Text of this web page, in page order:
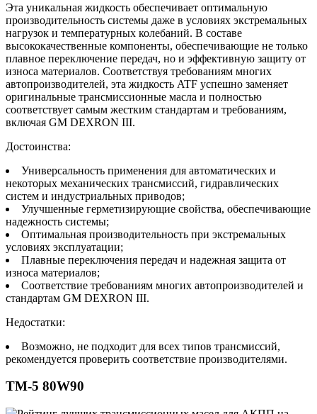
Эта уникальная жидкость обеспечивает оптимальную
производительность системы даже в условиях экстремальных
нагрузок и температурных колебаний. В составе
высококачественные компоненты, обеспечивающие не только
плавное переключение передач, но и эффективную защиту от
износа материалов. Соответствуя требованиям многих
автопроизводителей, эта жидкость ATF успешно заменяет
оригинальные трансмиссионные масла и полностью
соответствует самым жестким стандартам и требованиям,
включая GM DEXRON III.
Достоинства:
Универсальность применения для автоматических и
некоторых механических трансмиссий, гидравлических
систем и индустриальных приводов;
Улучшенные герметизирующие свойства, обеспечивающие
надежность системы;
Оптимальная производительность при экстремальных
условиях эксплуатации;
Плавные переключения передач и надежная защита от
износа материалов;
Соответствие требованиям многих автопроизводителей и
стандартам GM DEXRON III.
Недостатки:
Возможно, не подходит для всех типов трансмиссий,
рекомендуется проверить соответствие производителями.
TM-5 80W90